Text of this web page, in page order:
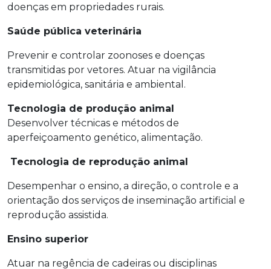
doenças em propriedades rurais.
Saúde pública veterinária
Prevenir e controlar zoonoses e doenças
transmitidas por vetores. Atuar na vigilância
epidemiológica, sanitária e ambiental.
Tecnologia de produção animal
Desenvolver técnicas e métodos de
aperfeiçoamento genético, alimentação.
Tecnologia de reprodução animal
Desempenhar o ensino, a direção, o controle e a
orientação dos serviços de inseminação artificial e
reprodução assistida.
Ensino superior
Atuar na regência de cadeiras ou disciplinas